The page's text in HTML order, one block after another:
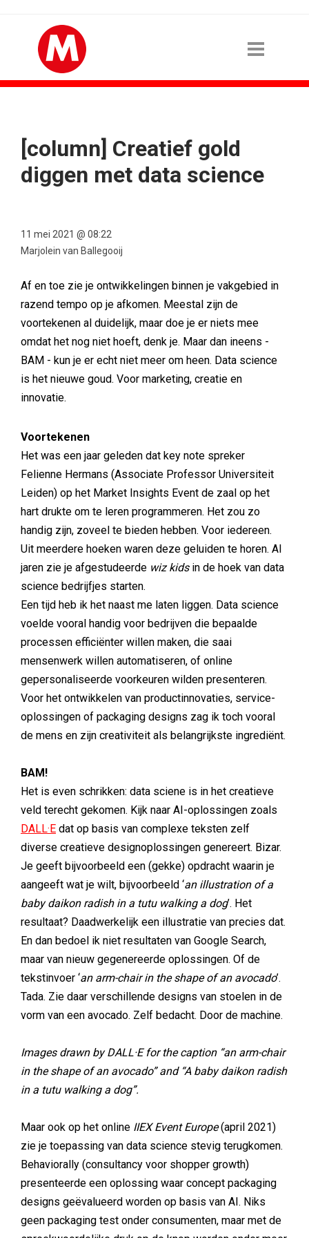
[column] Creatief gold
diggen met data science
11 mei 2021 @ 08:22
Marjolein van Ballegooij
Af en toe zie je ontwikkelingen binnen je vakgebied in
razend tempo op je afkomen. Meestal zijn de
voortekenen al duidelijk, maar doe je er niets mee
omdat het nog niet hoeft, denk je. Maar dan ineens -
BAM - kun je er echt niet meer om heen. Data science
is het nieuwe goud. Voor marketing, creatie en
innovatie.
Voortekenen
Het was een jaar geleden dat key note spreker
Felienne Hermans (Associate Professor Universiteit
Leiden) op het Market Insights Event de zaal op het
hart drukte om te leren programmeren. Het zou zo
handig zijn, zoveel te bieden hebben. Voor iedereen.
Uit meerdere hoeken waren deze geluiden te horen. Al
jaren zie je afgestudeerde wiz kidsin de hoek van data
science bedrijfjes starten.
Een tijd heb ik het naast me laten liggen. Data science
voelde vooral handig voor bedrijven die bepaalde
processen efficiënter willen maken, die saai
mensenwerk willen automatiseren, of online
gepersonaliseerde voorkeuren wilden presenteren.
Voor het ontwikkelen van productinnovaties, service-
oplossingen of packaging designs zag ik toch vooral
de mens en zijn creativiteit als belangrijkste ingrediënt.
BAM!
Het is even schrikken: data sciene is in het creatieve
veld terecht gekomen. Kijk naar AI-oplossingen zoals
DALL·E dat op basis van complexe teksten zelf
diverse creatieve designoplossingen genereert. Bizar.
Je geeft bijvoorbeeld een (gekke) opdracht waarin je
aangeeft wat je wilt, bijvoorbeeld ‘an illustration of a
baby daikon radish in a tutu walking a dog’. Het
resultaat? Daadwerkelijk een illustratie van precies dat.
En dan bedoel ik niet resultaten van Google Search,
maar van nieuw gegenereerde oplossingen. Of de
tekstinvoer ‘an arm-chair in the shape of an avocado’.
Tada. Zie daar verschillende designs van stoelen in de
vorm van een avocado. Zelf bedacht. Door de machine.
Images drawn by DALL·E for the caption “an arm-chair
in the shape of an avocado” and “A baby daikon radish
in a tutu walking a dog”.
Maar ook op het online IIEX Event Europe(april 2021)
zie je toepassing van data science stevig terugkomen.
Behaviorally (consultancy voor shopper growth)
presenteerde een oplossing waar concept packaging
designs geëvalueerd worden op basis van AI. Niks
geen packaging test onder consumenten, maar met de